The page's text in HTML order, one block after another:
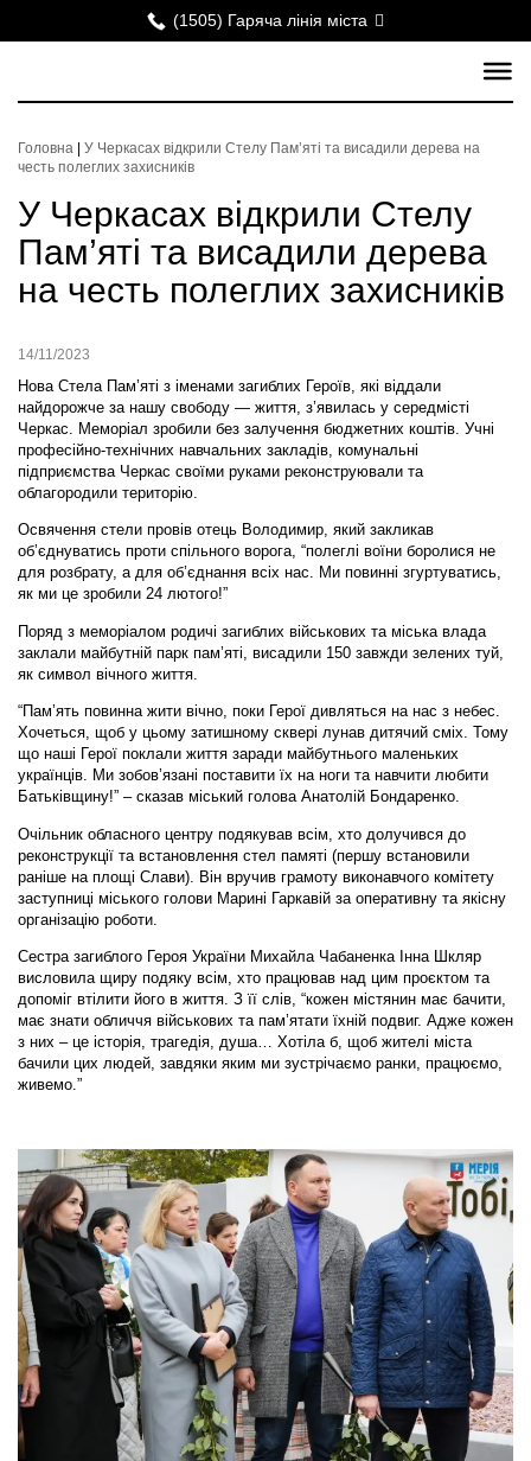
(1505) Гаряча лінія міста
Головна
У Черкасах відкрили Стелу Пам’яті та висадили дерева на
честь полеглих захисників
У Черкасах відкрили Стелу
Пам’яті та висадили дерева
на честь полеглих захисників
14/11/2023
Нова Стела Пам’яті з іменами загиблих Героїв, які віддали
найдорожче за нашу свободу — життя, з’явилась у середмісті
Черкас. Меморіал зробили без залучення бюджетних коштів. Учні
професійно-технічних навчальних закладів, комунальні
підприємства Черкас своїми руками реконструювали та
облагородили територію.
Освячення стели провів отець Володимир, який закликав
об’єднуватись проти спільного ворога, “полеглі воїни боролися не
для розбрату, а для об’єднання всіх нас. Ми повинні згуртуватись,
як ми це зробили 24 лютого!”
Поряд з меморіалом родичі загиблих військових та міська влада
заклали майбутній парк пам’яті, висадили 150 завжди зелених туй,
як символ вічного життя.
“Пам’ять повинна жити вічно, поки Герої дивляться на нас з небес.
Хочеться, щоб у цьому затишному сквері лунав дитячий сміх. Тому
що наші Герої поклали життя заради майбутнього маленьких
українців. Ми зобов’язані поставити їх на ноги та навчити любити
Батьківщину!” – сказав міський голова Анатолій Бондаренко.
Очільник обласного центру подякував всім, хто долучився до
реконструкції та встановлення стел памяті (першу встановили
раніше на площі Слави). Він вручив грамоту виконавчого комітету
заступниці міського голови Марині Гаркавій за оперативну та якісну
організацію роботи.
Сестра загиблого Героя України Михайла Чабаненка Інна Шкляр
висловила щиру подяку всім, хто працював над цим проєктом та
допоміг втілити його в життя. З її слів, “кожен містянин має бачити,
має знати обличчя військових та пам’ятати їхній подвиг. Адже кожен
з них – це історія, трагедія, душа… Хотіла б, щоб жителі міста
бачили цих людей, завдяки яким ми зустрічаємо ранки, працюємо,
живемо.”